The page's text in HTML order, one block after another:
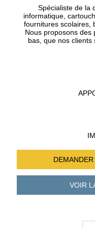
Spécialiste de la
informatique,
fournitures scolaires,
Nous proposons des
bas, que nos
VOIR